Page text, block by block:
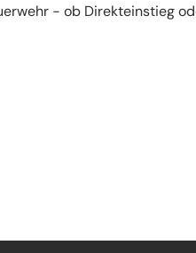
- ob Direkteinstieg